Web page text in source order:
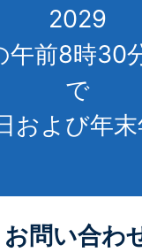
2029
午前8時30
で
および年
お問い合わ